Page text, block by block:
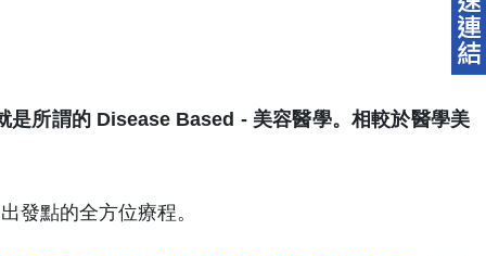
是所謂的 Disease Based - 美容醫學。相較於醫學美
發點的全方位療程。